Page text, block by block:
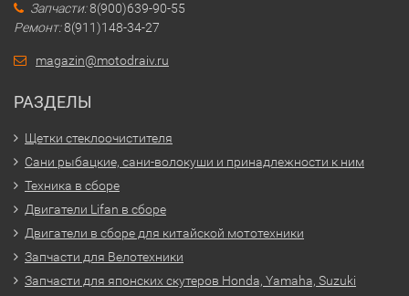
Запчасти:8(900)639-90-55
Ремонт:8(911)148-34-27
magazin@motodraiv.ru
РАЗДЕЛЫ
Щетки стеклоочистителя
Сани рыбацкие, сани-волокуши и принадлежности к ним
Техника в сборе
Двигатели Lifan в сборе
Двигатели в сборе для китайской мототехники
Запчасти для Велотехники
Запчасти для японских скутеров Honda, Yamaha, Suzuki